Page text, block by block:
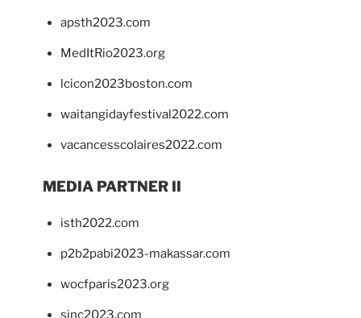
apsth2023.com
MedItRio2023.org
lcicon2023boston.com
waitangidayfestival2022.com
vacancesscolaires2022.com
MEDIA PARTNER II
isth2022.com
p2b2pabi2023-makassar.com
wocfparis2023.org
sinc2023.com